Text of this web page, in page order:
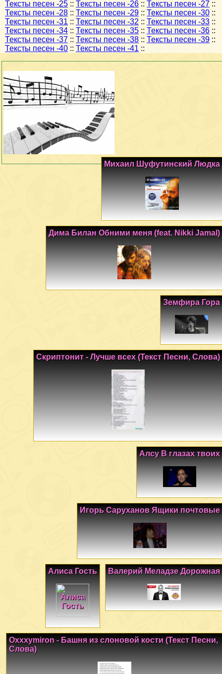
Тексты песен -25 :: Тексты песен -26 :: Тексты песен -27 ::
Тексты песен -28 :: Тексты песен -29 :: Тексты песен -30 ::
Тексты песен -31 :: Тексты песен -32 :: Тексты песен -33 ::
Тексты песен -34 :: Тексты песен -35 :: Тексты песен -36 ::
Тексты песен -37 :: Тексты песен -38 :: Тексты песен -39 ::
Тексты песен -40 :: Тексты песен -41 ::
Михаил Шуфутинский Людка
Дима Билан Обними меня (feat. Nikki Jamal)
Земфира Гора
Скриптонит - Лучше всех (Текст Песни, Слова)
Алсу В глазах твоих
Игорь Саруханов Ящики почтовые
Валерий Меладзе Дорожная
Алиса Гость
Oxxxymiron - Башня из слоновой кости (Текст Песни,
Слова)